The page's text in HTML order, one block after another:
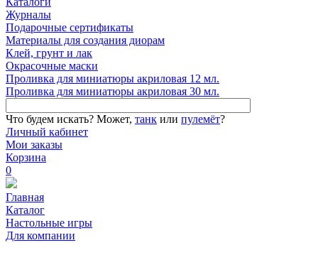
Журналы
Подарочные сертификаты
Материалы для создания диорам
Клей, грунт и лак
Окрасочные маски
Проливка для миниатюры акриловая 12 мл.
Проливка для миниатюры акриловая 30 мл.
Что будем искать? Может, танк или пулемёт?
Личный кабинет
Мои заказы
Корзина
0
Главная
Каталог
Настольные игры
Для компании